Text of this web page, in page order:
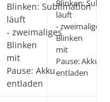
Blinken: Sublimation
läuft
- zweimaliges
Blinken
mit
Pause: Akku
entladen
Blinken:
läuft
- zweimaliges
Blinken
mit
Pause: Akku
entladen